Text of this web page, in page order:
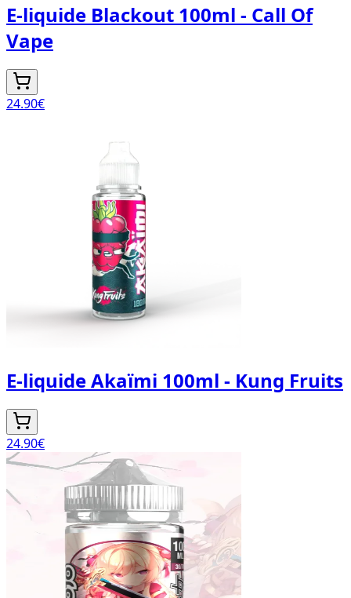
E-liquide Blackout 100ml - Call Of
Vape
24.90€
E-liquide Akaïmi 100ml - Kung Fruits
24.90€